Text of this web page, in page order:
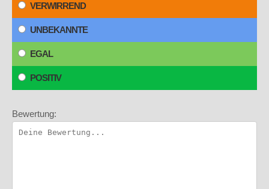
VERWIRREND
UNBEKANNTE
EGAL
POSITIV
Bewertung: